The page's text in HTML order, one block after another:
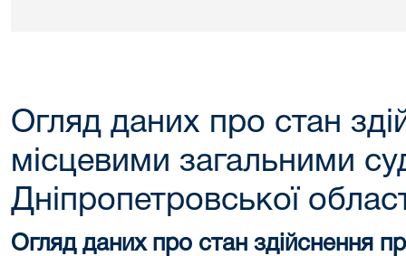
Огляд даних про стан
місцевими загальними
Дніпропетровської
Огляд даних про стан здійснення